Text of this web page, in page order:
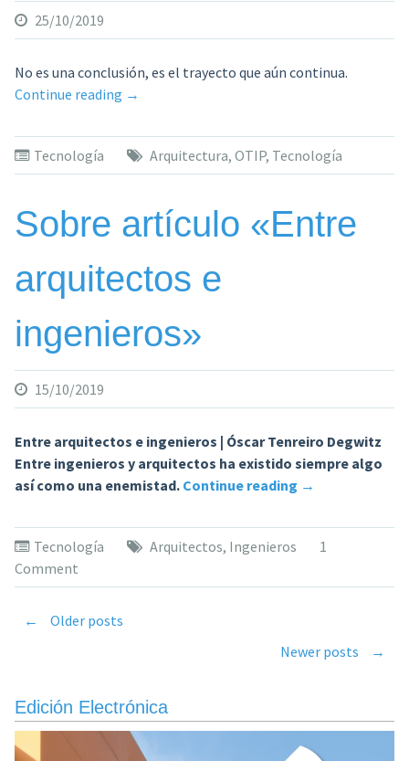
25/10/2019
No es una conclusión, es el trayecto que aún continua.
Continue reading «Desarrollo
de
OTIP
1967
la
fecha»
→
Tecnología Arquitectura, OTIP, Tecnología
Sobre artículo «Entre
arquitectos e
ingenieros»
15/10/2019
Entre arquitectos e ingenieros | Óscar Tenreiro Degwitz
Entre ingenieros y arquitectos ha existido siempre algo
así como una enemistad. Continue reading «Sobre
«Entre
arquitectos
→
Tecnología Arquitectos, Ingenieros
1
Comment
Posts
navigation
←
Older posts
Newer posts
→
Edición Electrónica